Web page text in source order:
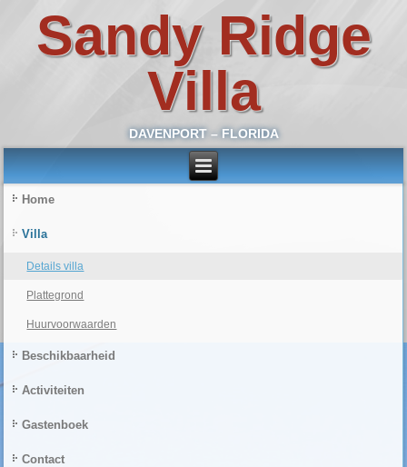
Sandy Ridge
Villa
DAVENPORT – FLORIDA
Home
Villa
Details villa
Plattegrond
Huurvoorwaarden
Beschikbaarheid
Activiteiten
Gastenboek
Contact